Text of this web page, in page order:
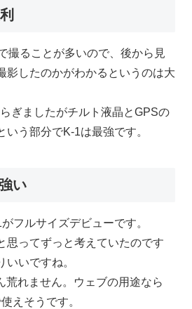
撮ることが多いので、後から見
影したのかがわかるというのは大
ぎましたがチルト液晶とGPSの
いう部分でK-1は最強です。
い
フルサイズデビューです。
思ってずっと考えていたのです
いいですね。
荒れません。ウェブの用途なら
えそうです。